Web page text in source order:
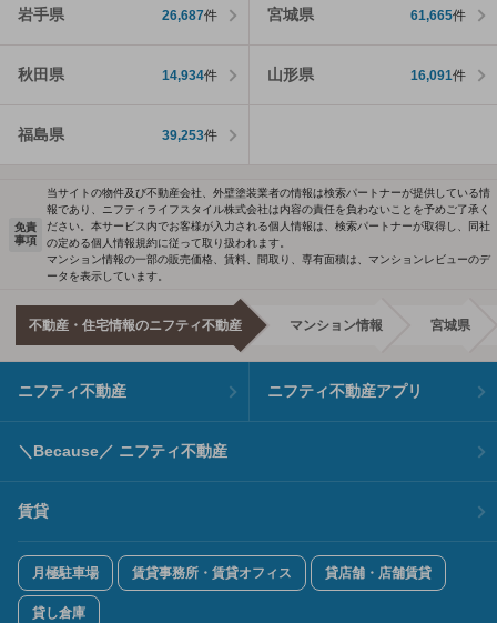
岩手県 26,687件 宮城県 61,665件
秋田県 14,934件 山形県 16,091件
福島県 39,253件
免責
事項
当サイトの物件及び不動産会社、外壁塗装業者の情報は検索パートナーが提供している情
報であり、ニフティライフスタイル株式会社は内容の責任を負わないことを予めご了承く
ださい。本サービス内でお客様が入力される個人情報は、検索パートナーが取得し、同社
の定める個人情報規約に従って取り扱われます。
マンション情報の一部の販売価格、賃料、間取り、専有面積は、マンションレビューのデ
ータを表示しています。
不動産・住宅情報のニフティ不動産 マンション情報 宮城県
ニフティ不動産 ニフティ不動産アプリ
＼Because／ ニフティ不動産
賃貸
月極駐車場 賃貸事務所・賃貸オフィス 貸店舗・店舗賃貸
貸し倉庫